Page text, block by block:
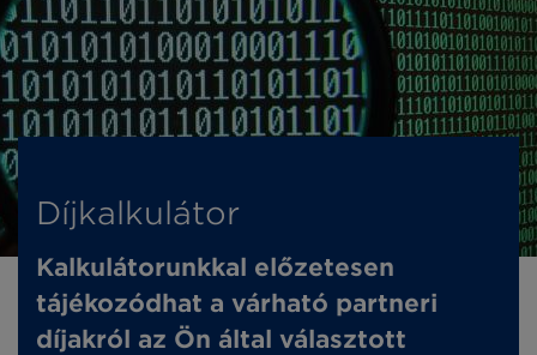
Díjkalkulátor
Kalkulátorunkkal előzetesen
tájékozódhat a várható partneri
díjakról az Ön által választott